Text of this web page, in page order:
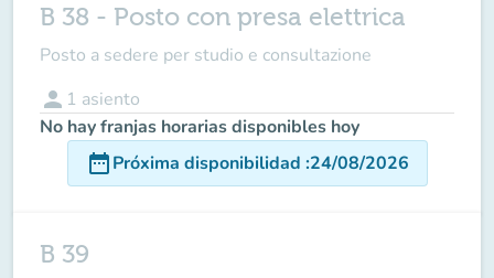
B 38 - Posto con presa elettrica
Posto a sedere per studio e consultazione
person 1 asiento
No hay franjas horarias disponibles hoy
date_rangePróxima disponibilidad :24/08/2026
B 39